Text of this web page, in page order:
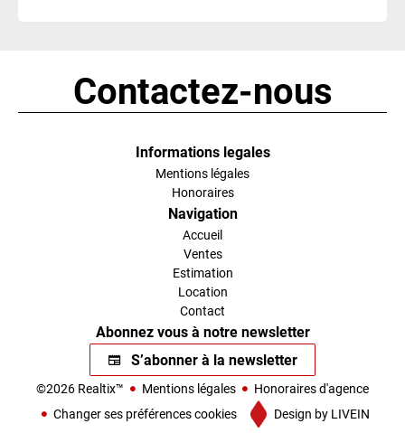
Contactez-nous
Informations legales
Mentions légales
Honoraires
Navigation
Accueil
Ventes
Estimation
Location
Contact
Abonnez vous à notre newsletter
S’abonner à la newsletter
©2026 Realtix™ Mentions légales
Honoraires d'agence
Changer ses préférences cookies
Design by LIVEIN